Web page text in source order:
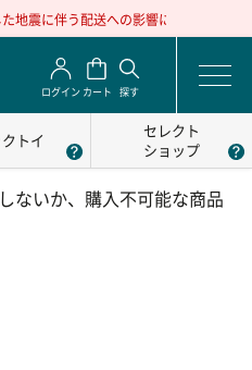
地震に伴う配送への影響について
ログイン カート 探す
トイ
セレクト
ショップ
ないか、購入不可能な商品